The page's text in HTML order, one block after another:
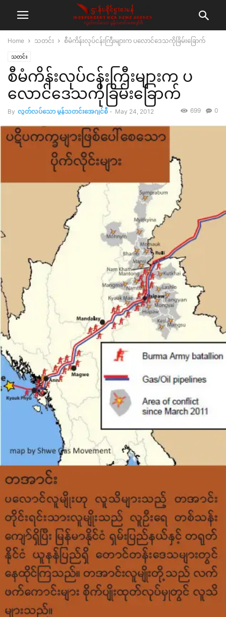
Home သတင်း စီမံကိန်းလုပ်ငန်းကြီးများက ပလောင်ဒေသကိုခြိမ်းခြောက်
သတင်း
စီမံကိန်းလုပ်ငန်းကြီးများက ပ
လောင်ဒေသကိုခြိမ်းခြောက်
By လွတ်လပ်သော မွန်သတင်းအေဂျင်စီ - May 24, 2012 0
699